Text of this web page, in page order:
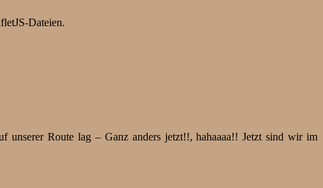
Dateien.
unserer Route lag – Ganz anders jetzt!!, hahaaaa!! Jetzt sind wir im